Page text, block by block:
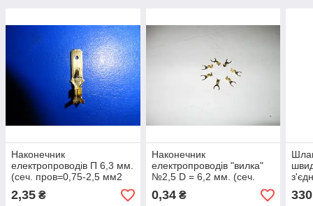
Наконечник
електропроводів П 6,3 мм.
(сеч. пров=0,75-2,5 мм2
(Туреччина) пак.300 шт.
2,35 ₴
Наконечник
електропроводів "вилка"
№2,5 D = 6,2 мм. (сеч.
пров=1,5-2,0 мм²
(Туреччина)
0,34₴
до
330